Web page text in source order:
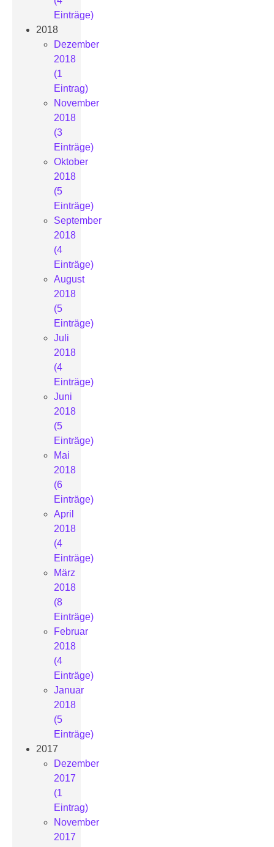
Einträge)
2018
Dezember
2018
(1
Eintrag)
November
2018
(3
Einträge)
Oktober
2018
(5
Einträge)
September
2018
(4
Einträge)
August
2018
(5
Einträge)
Juli
2018
(4
Einträge)
Juni
2018
(5
Einträge)
Mai
2018
(6
Einträge)
April
2018
(4
Einträge)
März
2018
(8
Einträge)
Februar
2018
(4
Einträge)
Januar
2018
(5
Einträge)
2017
Dezember
2017
(1
Eintrag)
November
2017